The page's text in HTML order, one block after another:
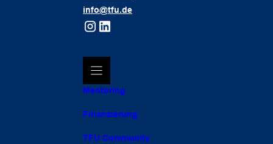
info@tfu.de
Mentoring
Finanzierung
TFU Community